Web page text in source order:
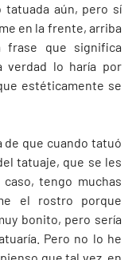
aún, pero sí
en la frente, arriba
frase que significa
verdad lo haría por
estéticamente se
de que cuando tatuó
tatuaje, que se les
tengo muchas
el rostro porque
bonito, pero sería
Pero no lo he